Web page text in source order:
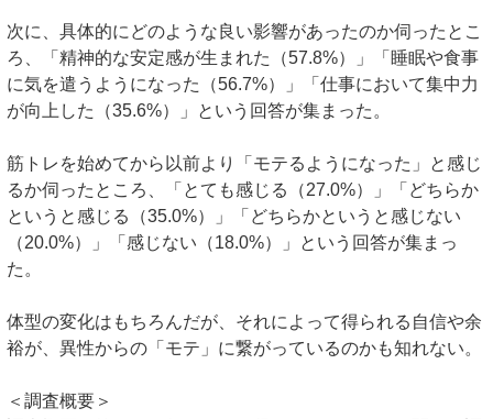
次に、具体的にどのような良い影響があったのか伺ったとこ
ろ、「精神的な安定感が生まれた（57.8%）」「睡眠や食事
に気を遣うようになった（56.7%）」「仕事において集中力
が向上した（35.6%）」という回答が集まった。
筋トレを始めてから以前より「モテるようになった」と感じ
るか伺ったところ、「とても感じる（27.0%）」「どちらか
というと感じる（35.0%）」「どちらかというと感じない
（20.0%）」「感じない（18.0%）」という回答が集まっ
た。
体型の変化はもちろんだが、それによって得られる自信や余
裕が、異性からの「モテ」に繋がっているのかも知れない。
＜調査概要＞